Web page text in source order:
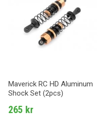
Maverick RC HD Aluminum
Shock Set (2pcs)
265 kr